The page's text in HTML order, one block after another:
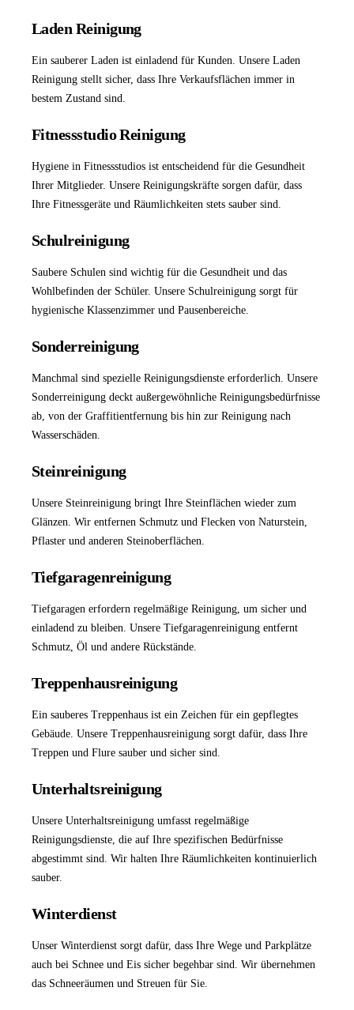
Laden Reinigung
Ein sauberer Laden ist einladend für Kunden. Unsere Laden
Reinigung stellt sicher, dass Ihre Verkaufsflächen immer in
bestem Zustand sind.
Fitnessstudio Reinigung
Hygiene in Fitnessstudios ist entscheidend für die Gesundheit
Ihrer Mitglieder. Unsere Reinigungskräfte sorgen dafür, dass
Ihre Fitnessgeräte und Räumlichkeiten stets sauber sind.
Schulreinigung
Saubere Schulen sind wichtig für die Gesundheit und das
Wohlbefinden der Schüler. Unsere Schulreinigung sorgt für
hygienische Klassenzimmer und Pausenbereiche.
Sonderreinigung
Manchmal sind spezielle Reinigungsdienste erforderlich. Unsere
Sonderreinigung deckt außergewöhnliche Reinigungsbedürfnisse
ab, von der Graffitientfernung bis hin zur Reinigung nach
Wasserschäden.
Steinreinigung
Unsere Steinreinigung bringt Ihre Steinflächen wieder zum
Glänzen. Wir entfernen Schmutz und Flecken von Naturstein,
Pflaster und anderen Steinoberflächen.
Tiefgaragenreinigung
Tiefgaragen erfordern regelmäßige Reinigung, um sicher und
einladend zu bleiben. Unsere Tiefgaragenreinigung entfernt
Schmutz, Öl und andere Rückstände.
Treppenhausreinigung
Ein sauberes Treppenhaus ist ein Zeichen für ein gepflegtes
Gebäude. Unsere Treppenhausreinigung sorgt dafür, dass Ihre
Treppen und Flure sauber und sicher sind.
Unterhaltsreinigung
Unsere Unterhaltsreinigung umfasst regelmäßige
Reinigungsdienste, die auf Ihre spezifischen Bedürfnisse
abgestimmt sind. Wir halten Ihre Räumlichkeiten kontinuierlich
sauber.
Winterdienst
Unser Winterdienst sorgt dafür, dass Ihre Wege und Parkplätze
auch bei Schnee und Eis sicher begehbar sind. Wir übernehmen
das Schneeräumen und Streuen für Sie.